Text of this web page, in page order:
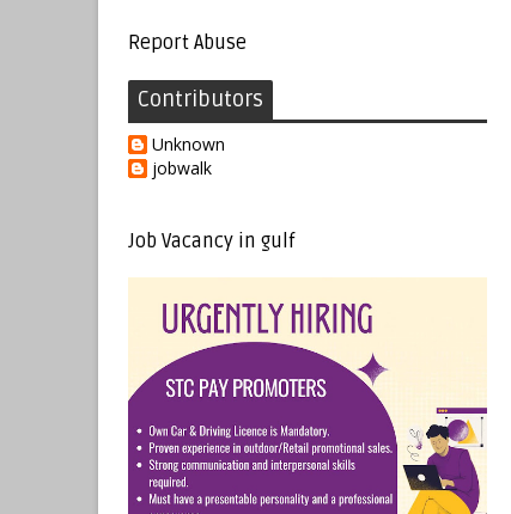
Report Abuse
Contributors
Unknown
jobwalk
Job Vacancy in gulf